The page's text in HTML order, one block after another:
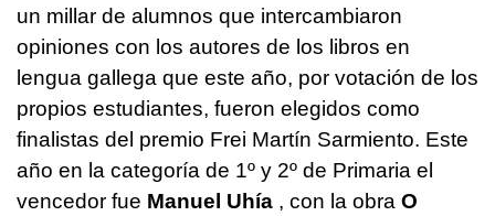
un millar de alumnos que intercambiaron
opiniones con los autores de los libros en
lengua gallega que este año, por votación de los
propios estudiantes, fueron elegidos como
finalistas del premio Frei Martín Sarmiento. Este
año en la categoría de 1º y 2º de Primaria el
vencedor fue Manuel Uhía , con la obra O